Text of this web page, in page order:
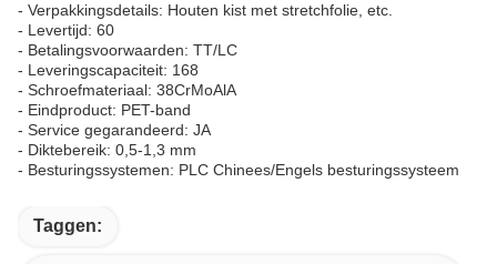
- Verpakkingsdetails: Houten kist met stretchfolie, etc.
- Levertijd: 60
- Betalingsvoorwaarden: TT/LC
- Leveringscapaciteit: 168
- Schroefmateriaal: 38CrMoAlA
- Eindproduct: PET-band
- Service gegarandeerd: JA
- Diktebereik: 0,5-1,3 mm
- Besturingssystemen: PLC Chinees/Engels besturingssysteem
Taggen: